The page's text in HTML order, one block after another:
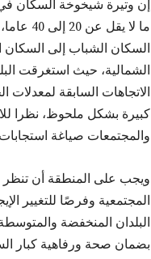
إن وتيرة شيخوخة السكان
ما لا
السكان الشباب إلى السكان
الاتجاهات السابقة
كبيرة بشكل ملحوظ، نظرا
والمجتمعات صياغة
ويجب على المنطقة أن تنظر
المجتمعية وفرصًا للتغيير
البلدان المنخفضة
بضمان صحة ورفاهية كبار